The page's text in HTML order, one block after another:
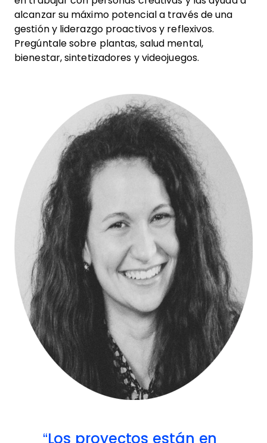
alcanzar su máximo potencial a través de una
gestión y liderazgo proactivos y reflexivos.
Pregúntale sobre plantas, salud mental,
bienestar, sintetizadores y videojuegos.
Los proyectos están en